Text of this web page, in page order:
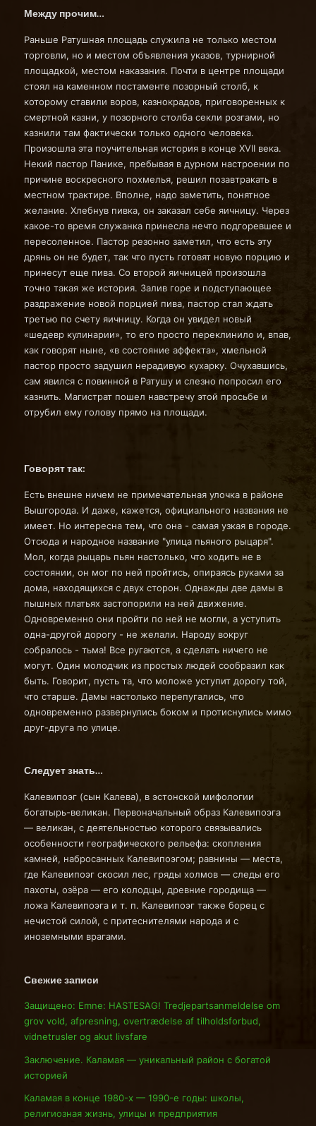
Между прочим…
Раньше Ратушная площадь служила не только местом
торговли, но и местом объявления указов, турнирной
площадкой, местом наказания. Почти в центре площади
стоял на каменном постаменте позорный столб, к
которому ставили воров, казнокрадов, приговоренных к
смертной казни, у позорного столба секли розгами, но
казнили там фактически только одного человека.
Произошла эта поучительная история в конце XVII века.
Некий пастор Панике, пребывая в дурном настроении по
причине воскресного похмелья, решил позавтракать в
местном трактире. Вполне, надо заметить, понятное
желание. Хлебнув пивка, он заказал себе яичницу. Через
какое-то время служанка принесла нечто подгоревшее и
пересоленное. Пастор резонно заметил, что есть эту
дрянь он не будет, так что пусть готовят новую порцию и
принесут еще пива. Со второй яичницей произошла
точно такая же история. Залив горе и подступающее
раздражение новой порцией пива, пастор стал ждать
третью по счету яичницу. Когда он увидел новый
«шедевр кулинарии», то его просто переклинило и, впав,
как говорят ныне, «в состояние аффекта», хмельной
пастор просто задушил нерадивую кухарку. Очухавшись,
сам явился с повинной в Ратушу и слезно попросил его
казнить. Магистрат пошел навстречу этой просьбе и
отрубил ему голову прямо на площади.
Говорят так:
Есть внешне ничем не примечательная улочка в районе
Вышгорода. И даже, кажется, официального названия не
имеет. Но интересна тем, что она - самая узкая в городе.
Отсюда и народное название "улица пьяного рыцаря".
Мол, когда рыцарь пьян настолько, что ходить не в
состоянии, он мог по ней пройтись, опираясь руками за
дома, находящихся с двух сторон. Однажды две дамы в
пышных платьях застопорили на ней движение.
Одновременно они пройти по ней не могли, а уступить
одна-другой дорогу - не желали. Народу вокруг
собралось - тьма! Все ругаются, а сделать ничего не
могут. Один молодчик из простых людей сообразил как
быть. Говорит, пусть та, что моложе уступит дорогу той,
что старше. Дамы настолько перепугались, что
одновременно развернулись боком и протиснулись мимо
друг-друга по улице.
Следует знать…
Калевипоэг (сын Калева), в эстонской мифологии
богатырь-великан. Первоначальный образ Калевипоэга
— великан, с деятельностью которого связывались
особенности географического рельефа: скопления
камней, набросанных Калевипоэгом; равнины — места,
где Калевипоэг скосил лес, гряды холмов — следы его
пахоты, озёра — его колодцы, древние городища —
ложа Калевипоэга и т. п. Калевипоэг также борец с
нечистой силой, с притеснителями народа и с
иноземными врагами.
Свежие записи
Защищено: Emne: HASTESAG! Tredjepartsanmeldelse om
grov vold, afpresning, overtrædelse af tilholdsforbud,
vidnetrusler og akut livsfare
Заключение. Каламая — уникальный район с богатой
историей
Каламая в конце 1980-х — 1990-е годы: школы,
религиозная жизнь, улицы и предприятия